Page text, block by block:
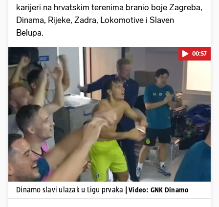
karijeri na hrvatskim terenima branio boje Zagreba,
Dinama, Rijeke, Zadra, Lokomotive i Slaven
Belupa.
Pokretanje videa...
00:57
Dinamo slavi ulazak u Ligu prvaka | Video: GNK Dinamo